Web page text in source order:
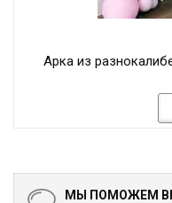
Арка из
МЫ ПОМОЖЕМ